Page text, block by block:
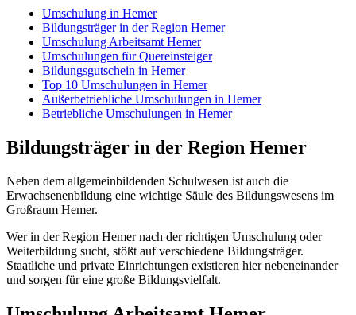
Umschulung in Hemer
Bildungsträger in der Region Hemer
Umschulung Arbeitsamt Hemer
Umschulungen für Quereinsteiger
Bildungsgutschein in Hemer
Top 10 Umschulungen in Hemer
Außerbetriebliche Umschulungen in Hemer
Betriebliche Umschulungen in Hemer
Bildungsträger in der Region Hemer
Neben dem allgemeinbildenden Schulwesen ist auch die
Erwachsenenbildung eine wichtige Säule des Bildungswesens im
Großraum Hemer.
Wer in der Region Hemer nach der richtigen Umschulung oder
Weiterbildung sucht, stößt auf verschiedene Bildungsträger.
Staatliche und private Einrichtungen existieren hier nebeneinander
und sorgen für eine große Bildungsvielfalt.